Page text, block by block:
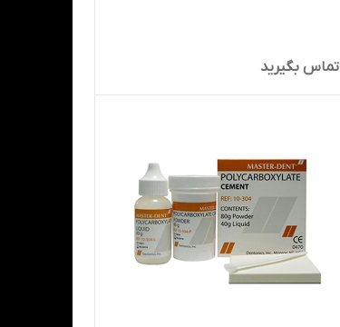
تماس بگیرید